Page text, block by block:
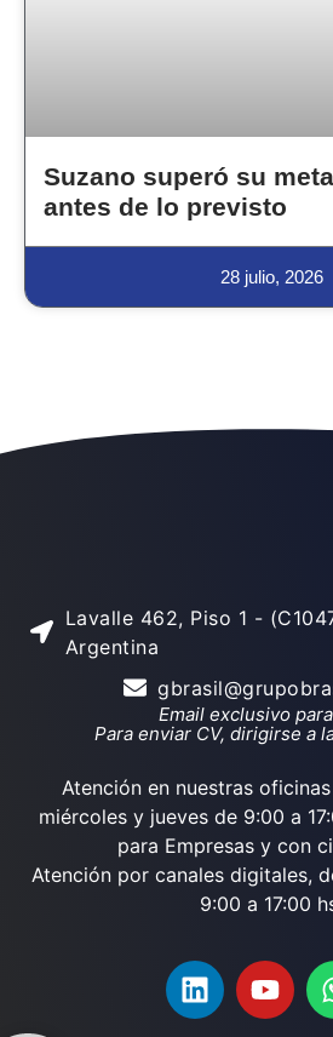
Suzano superó su
antes de lo previsto
28 julio, 2026
Lavalle 462, Piso 1 -
Argentina
Email exclusivo
Para enviar CV, dirigirse a
Atención en nuestras
miércoles y jueves de 9:00 a
para Empresas y con
Atención por canales digitales,
9:00 a 17:00